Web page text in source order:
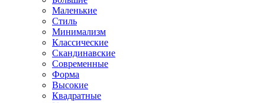
Маленькие
Стиль
Минимализм
Классические
Скандинавские
Современные
Форма
Высокие
Квадратные